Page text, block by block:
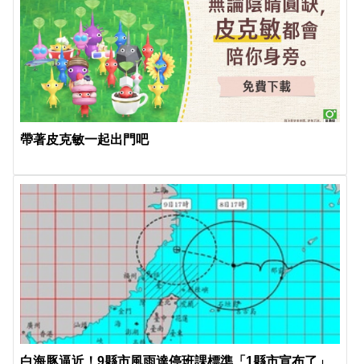
帶著皮克敏一起出門吧